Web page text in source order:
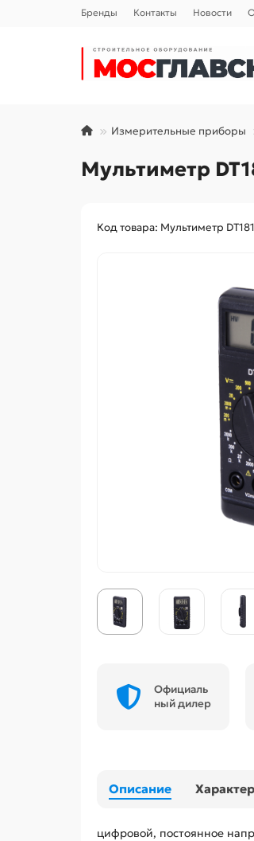
Бренды Контакты Новости
Измерительные приборы
Мультиметр
Код товара: Мультиметр DT181
Официаль
ный дилер
Описание
цифровой, постоянное